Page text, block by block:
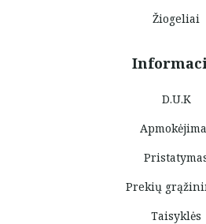
Žiogeliai
D.U.K
Prekių
Taisyklės